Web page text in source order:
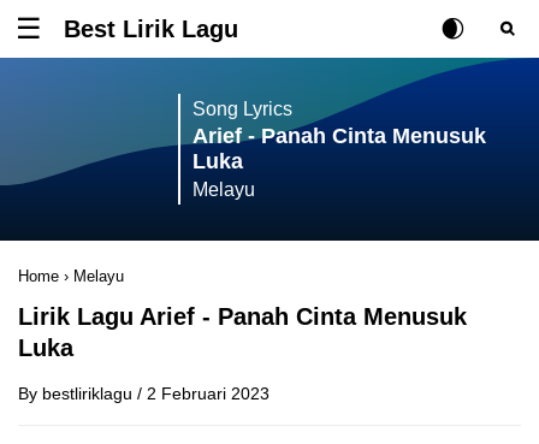
Tombol untuk membuka atau menutup menu
Best Lirik Lagu Rubah Posisi
Tombol
Song Lyrics
Arief - Panah Cinta Menusuk
Luka
Melayu
Home › Melayu
Lirik Lagu Arief - Panah Cinta Menusuk
Luka
By bestliriklagu / 2 Februari 2023